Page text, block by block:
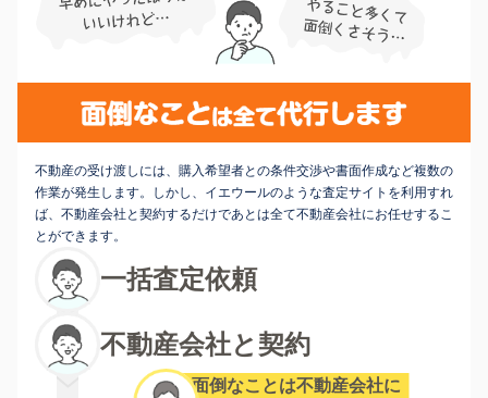
不動産の受け渡しには、購入希望者との条件交渉や書面作成など複数の
作業が発生します。しかし、イエウールのような査定サイトを利用すれ
ば、不動産会社と契約するだけであとは全て不動産会社にお任せするこ
とができます。
一括査定依頼
不動産会社と契約
面倒なことは不動産会社に